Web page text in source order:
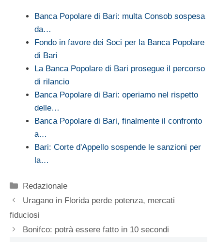
Banca Popolare di Bari: multa Consob sospesa
da…
Fondo in favore dei Soci per la Banca Popolare
di Bari
La Banca Popolare di Bari prosegue il percorso
di rilancio
Banca Popolare di Bari: operiamo nel rispetto
delle…
Banca Popolare di Bari, finalmente il confronto
a…
Bari: Corte d'Appello sospende le sanzioni per
la…
Categorie
Redazionale
Uragano in Florida perde potenza, mercati
fiduciosi
Bonifco: potrà essere fatto in 10 secondi